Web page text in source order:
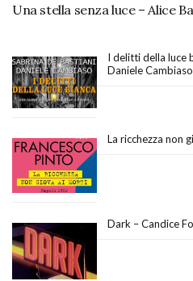
Una stella senza luce – Alice
I delitti della luce
Daniele Cambiaso
La ricchezza non
Dark – Candice